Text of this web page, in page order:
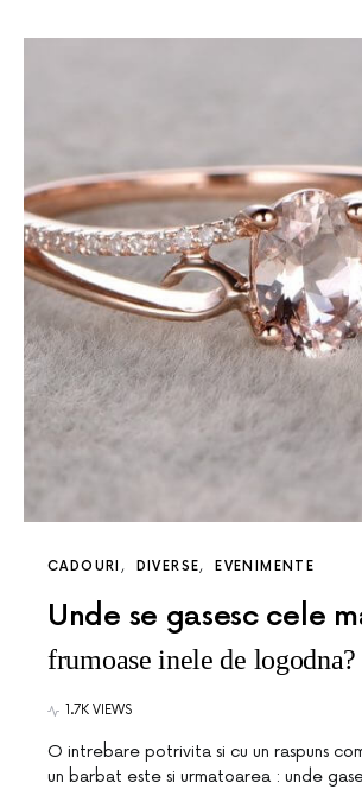
CADOURI DIVERSE EVENIMENTE
Unde se gasesc cele
frumoase inele de logodna?
1.7K VIEWS
O intrebare potrivita si cu un raspuns
un barbat este si urmatoarea : unde